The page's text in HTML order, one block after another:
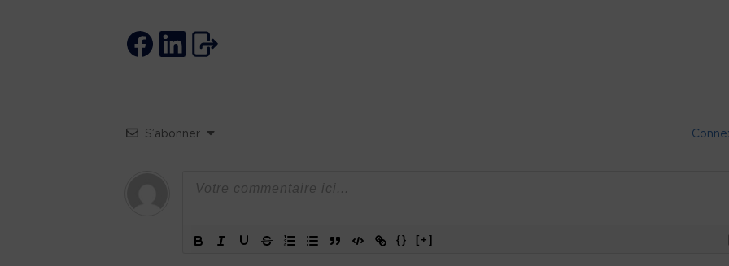
S’abonner
{} [+]